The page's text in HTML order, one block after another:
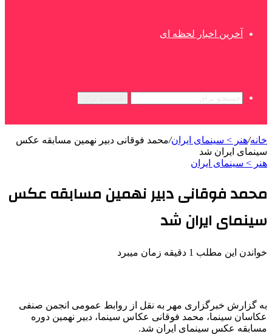
آخرین اخبار لحظه ای
خانه/هنر > سینمای ایران/محمد فوقانی دبیر نهمین مسابقه عکس
سینمای ایران شد
هنر > سینمای ایران
محمد فوقانی دبیر نهمین مسابقه عکس
سینمای ایران شد
خواندن این مطلب 1 دقیقه زمان میبرد
به گزارش خبرگزاری مهر به نقل از روابط عمومی انجمن صنفی
عکاسان سینما، محمد فوقانی عکاس سینما، دبیر نهمین دوره
مسابقه عکس سینمای ایران شد.